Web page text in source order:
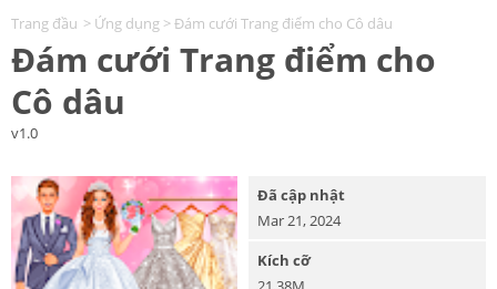
Trang đầu > Ứng dụng > Đám cưới Trang điểm cho Cô dâu
Đám cưới Trang điểm cho
Cô dâu
v1.0
Đã cập nhật
Mar 21, 2024
Kích cỡ